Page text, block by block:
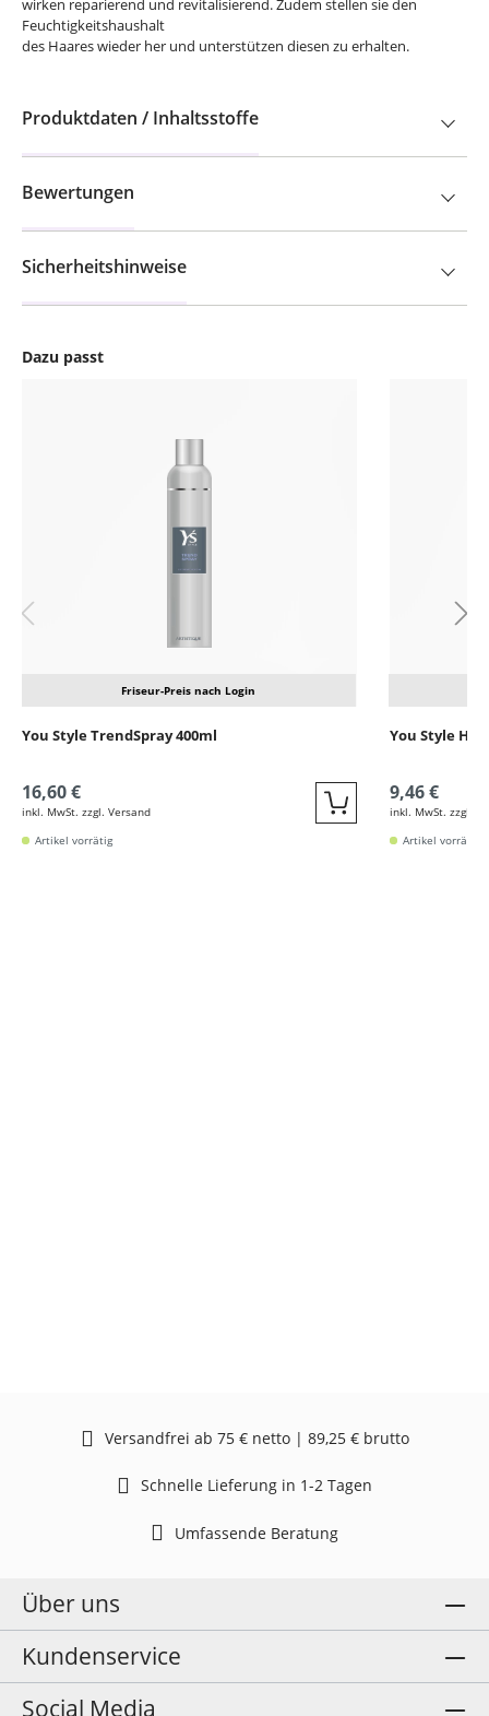
Dazu passt
Friseur-Preis nach Login
You Style TrendSpray 400ml
16,60 €
inkl. MwSt. zzgl. Versand Quickbuy
Artikel vorrätig
You Style
9,46 €
inkl. MwSt. zzgl.
Artikel vorrätig
wirken reparierend und revitalisierend. Zudem stellen sie den
Feuchtigkeitshaushalt
des Haares wieder her und unterstützen diesen zu erhalten.
Produktdaten / Inhaltsstoffe
Bewertungen
Sicherheitshinweise
Versandfrei ab 75 € netto | 89,25 € brutto
Schnelle Lieferung in 1-2 Tagen
Umfassende Beratung
Über uns
Kundenservice
Social Media